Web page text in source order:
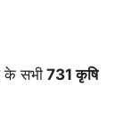
के सभी 731 कृषि